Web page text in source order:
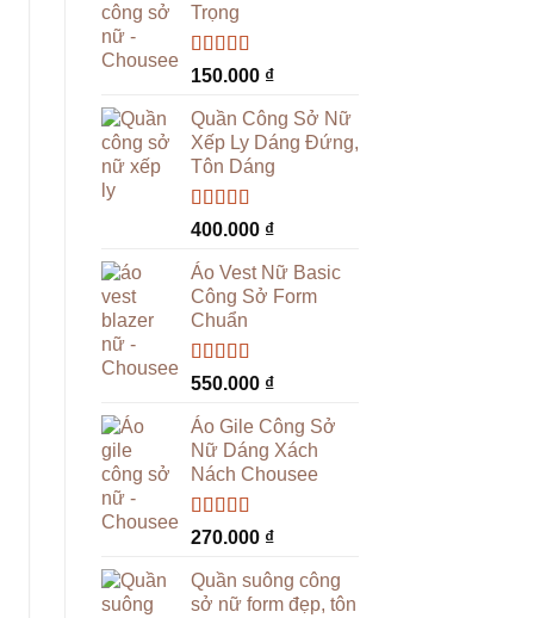
Trọng
Được xếp
sao
150.000 ₫
Quần Công Sở Nữ
Xếp Ly Dáng Đứng,
Tôn Dáng
Được xếp
sao
400.000 ₫
Áo Vest Nữ Basic
Công Sở Form
Chuẩn
Được xếp
sao
550.000 ₫
Áo Gile Công Sở
Nữ Dáng Xách
Nách Chousee
Được xếp
sao
270.000 ₫
Quần suông công
sở nữ form đẹp, tôn